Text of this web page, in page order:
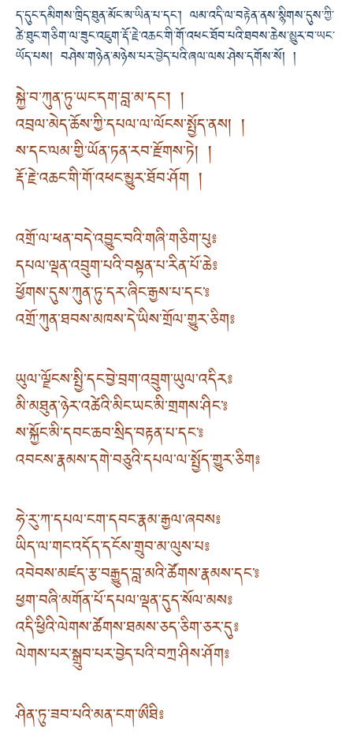
ད་དུང་དམིགས་ཁྲིད་ཐུན་མོང་མ་ཡིན་པ་དང་། ལམ་འདི་ལ་བརྟེན་ནས་སྙིགས་དུས་ཀྱི་
ཚེ་ཐུང་གཅིག་ལ་ཟུང་འཇུག་རྡོ་རྗེ་འཆང་གི་གོ་འཕང་ཐོབ་པའི་ཐབས་ཆེས་མྱུར་བ་ཡང་
ཡོད་པས། བཤེས་གཉེན་མཉེས་པར་བྱེད་པའི་ཞལ་ལས་ཤེས་དགོས་སོ། །
སྐྱེ་བ་ཀུན་ཏུ་ཡང་དག་བླ་མ་དང༌། །
འབྲལ་མེད་ཆོས་ཀྱི་དཔལ་ལ་ལོངས་སྤྱོད་ནས། །
ས་དང་ལམ་གྱི་ཡོན་ཏན་རབ་རྫོགས་ཏེ། །
རྡོ་རྗེ་འཆང་གི་གོ་འཕང་མྱུར་ཐོབ་ཤོག །
འགྲོ་ལ་ཕན་བདེ་འབྱུང་བའི་གཞི་གཅིག་པུ༔
དཔལ་ལྡན་འབྲུག་པའི་བསྟན་པ་རིན་པོ་ཆེ༔
ཕྱོགས་དུས་ཀུན་ཏུ་དར་ཞིང་རྒྱས་པ་དང་༔
འགྲོ་ཀུན་ཐབས་མཁས་དེ་ཡིས་གྲོལ་གྱུར་ཅིག༔
ཡུལ་ལྗོངས་སྤྱི་དང་བྱེ་བྲག་འབྲུག་ཡུལ་འདིར༔
མི་མཐུན་ཉེར་འཚེའི་མིང་ཡང་མི་གྲགས་ཤིང་༔
ས་སྐྱོང་མི་དབང་ཆབ་སྲིད་བརྟན་པ་དང་༔
འབངས་རྣམས་དགེ་བཅུའི་དཔལ་ལ་སྤྱོད་གྱུར་ཅིག༔
ཧེ་རུ་ཀ་དཔལ་ངག་དབང་རྣམ་རྒྱལ་ཞབས༔
ཡིད་ལ་གང་འདོད་དངོས་གྲུབ་མ་ལུས་པ༔
འབེབས་མཛད་རྩ་བརྒྱུད་བླ་མའི་ཚོགས་རྣམས་དང་༔
ཕྱག་བཞི་མགོན་པོ་དཔལ་ལྡན་དུད་སོལ་མས༔
འདི་ཕྱིའི་ལེགས་ཚོགས་ཐམས་ཅད་ཅིག་ཅར་དུ༔
ལེགས་པར་སྒྲུབ་པར་བྱེད་པའི་བཀྲ་ཤིས་ཤོག༔
ཤིན་ཏུ་ཟབ་པའི་མན་ངག་ཨྀཐི༔